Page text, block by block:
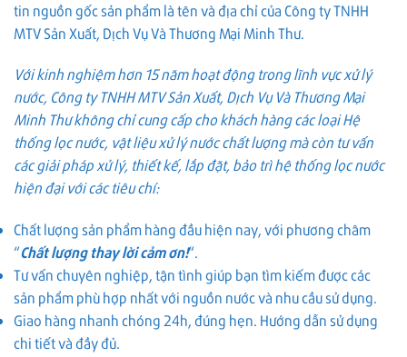
tin nguồn gốc sản phẩm là tên và địa chỉ của Công ty TNHH
MTV Sản Xuất, Dịch Vụ Và Thương Mại Minh Thư.
Với kinh nghiệm hơn 15 năm hoạt động trong lĩnh vực xử lý
nước, Công ty TNHH MTV Sản Xuất, Dịch Vụ Và Thương Mại
Minh Thư không chỉ cung cấp cho khách hàng các loại Hệ
thống lọc nước, vật liệu xử lý nước chất lượng mà còn tư vấn
các giải pháp xử lý, thiết kế, lắp đặt, bảo trì hệ thống lọc nước
hiện đại với các tiêu chí:
Chất lượng sản phẩm hàng đầu hiện nay, với phương châm
“Chất lượng thay lời cảm ơn!“.
Tư vấn chuyên nghiệp, tận tình giúp bạn tìm kiếm được các
sản phẩm phù hợp nhất với nguồn nước và nhu cầu sử dụng.
Giao hàng nhanh chóng 24h, đúng hẹn. Hướng dẫn sử dụng
chi tiết và đầy đủ.